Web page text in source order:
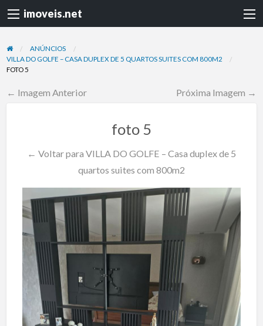
imoveis.net
ANÚNCIOS
VILLA DO GOLFE – CASA DUPLEX DE 5 QUARTOS SUITES COM 800M2
FOTO 5
← Imagem Anterior Próxima Imagem →
foto 5
← Voltar para VILLA DO GOLFE – Casa duplex de 5
quartos suites com 800m2